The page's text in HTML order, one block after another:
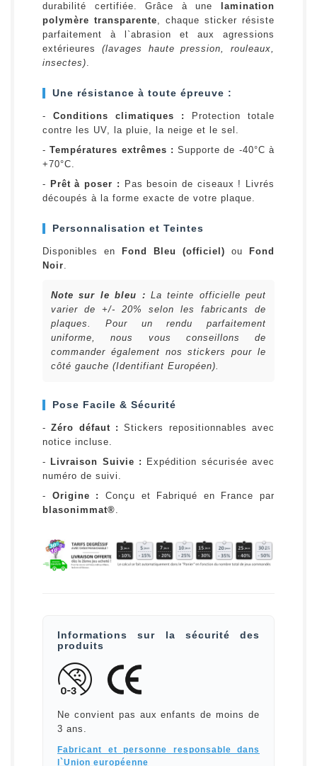
durabilité certifiée. Grâce à une
lamination
polymère transparente, chaque sticker résiste
parfaitement à l`abrasion et aux agressions
extérieures (lavages haute pression, rouleaux,
insectes).
Une résistance à toute épreuve :
- Conditions climatiques :
Protection totale
contre les UV, la pluie, la neige et le sel.
-Températures extrêmes : Supporte de -40°C à
+70°C.
- Prêt à poser :
Pas besoin de ciseaux ! Livrés
découpés à la forme exacte de votre plaque.
Personnalisation et Teintes
Disponibles en Fond Bleu (officiel) ou
Fond
Noir.
Note sur le bleu : La teinte officielle peut
varier de +/- 20% selon les fabricants de
plaques. Pour un rendu parfaitement
uniforme, nous vous conseillons de
commander également nos stickers pour le
côté gauche (Identifiant Européen).
Pose Facile & Sécurité
-Zéro défaut : Stickers repositionnables avec
notice incluse.
- Livraison Suivie :
Expédition sécurisée avec
numéro de suivi.
- Origine :
Conçu et Fabriqué en France par
blasonimmat®.
Informations sur la sécurité des
produits
Ne convient pas aux enfants de moins de
3 ans.
Fabricant et personne responsable dans
l`Union européenne